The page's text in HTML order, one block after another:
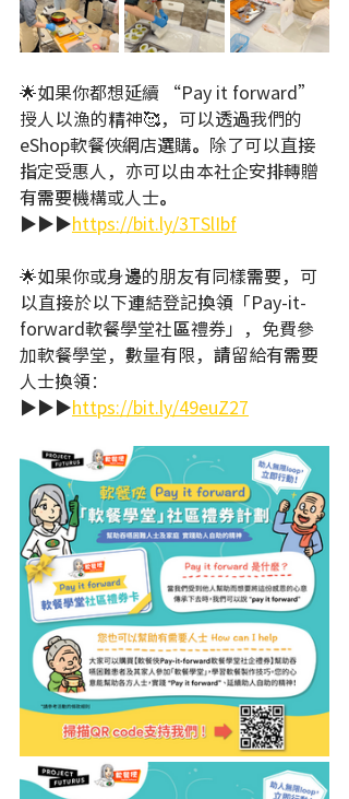
🌟如果你都想延續 “Pay it forward”
授人以漁的精神🥰，可以透過我們的
eShop軟餐俠網店選購。除了可以直接
指定受惠人，亦可以由本社企安排轉贈
有需要機構或人士。
▶️▶️▶️https://bit.ly/3TSlIbf
🌟如果你或身邊的朋友有同樣需要，可
以直接於以下連結登記換領「Pay-it-
forward軟餐學堂社區禮券」，免費參
加軟餐學堂，數量有限，請留給有需要
人士換領：
▶️▶️▶️https://bit.ly/49euZ27